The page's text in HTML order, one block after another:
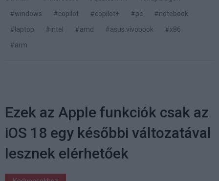
#windows
#copilot #copilot+ #pc
#notebook
#laptop
#intel #amd #asus.vivobook
#x86
#arm
Ezek az Apple funkciók csak az
iOS 18 egy későbbi változatával
lesznek elérhetőek